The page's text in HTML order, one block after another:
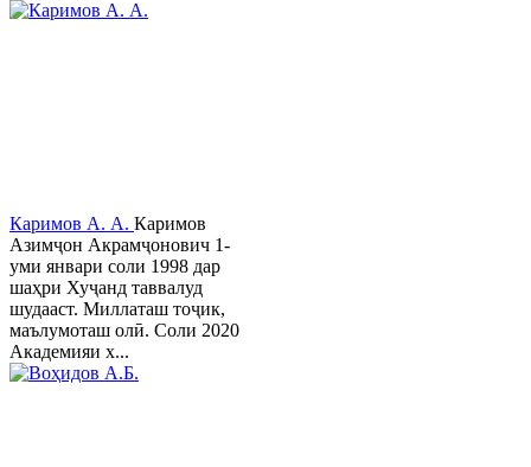
Каримов А. А. Каримов
Азимҷон Акрамҷонович 1-
уми январи соли 1998 дар
шаҳри Хуҷанд таввалуд
шудааст. Миллаташ тоҷик,
маълумоташ олӣ. Соли 2020
Академияи х...